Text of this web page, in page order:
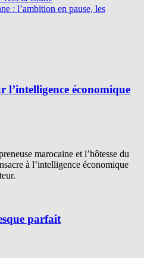
: l’ambition en pause, les
l’intelligence économique
marocaine et l’hôtesse du
à l’intelligence économique
parfait